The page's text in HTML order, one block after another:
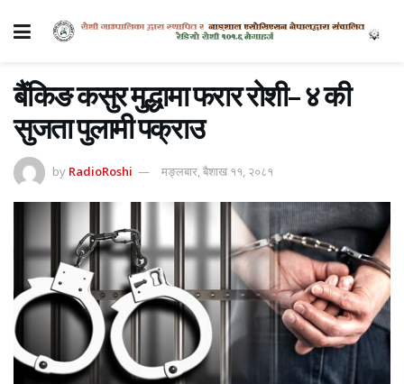
बैंकिङ कसुर मुद्धामा फरार रोशी– ४ की
सुजता पुलामी पक्राउ
by RadioRoshi मङ्लबार, बैशाख ११, २०८१